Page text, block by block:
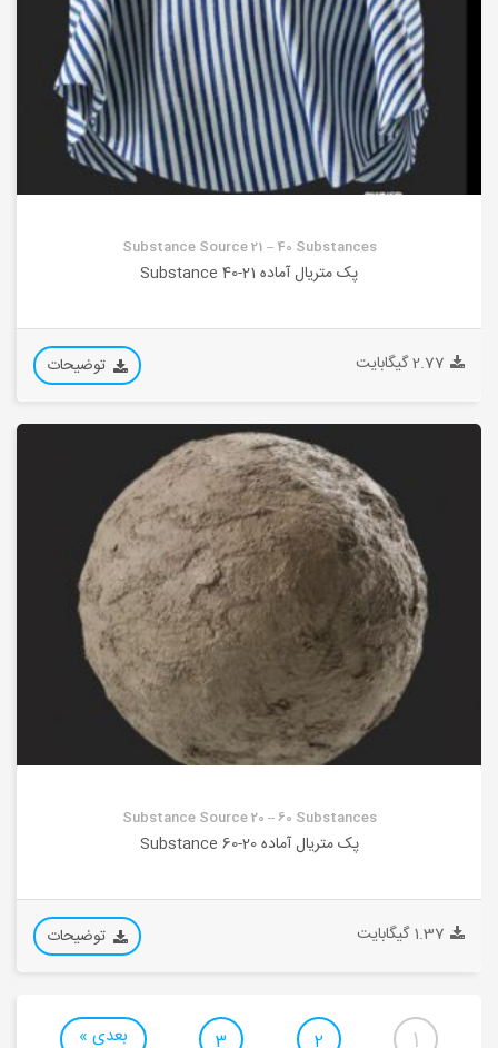
Substance Source 21 – 40 Substances
پک متریال آماده 21-40 Substance
2.77 گیگابایت توضیحات
Substance Source 20 – 60 Substances
پک متریال آماده 20-60 Substance
1.37 گیگابایت توضیحات
1
2
3 بعدی »